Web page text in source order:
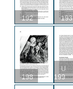
192 193
198
U
199